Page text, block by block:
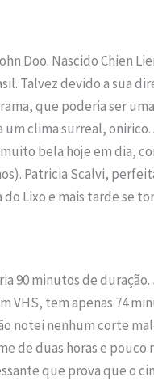
Doo. Nascido Chien
Talvez devido a sua
que poderia ser
um clima surreal,
bela hoje em dia,
Patricia Scalvi,
do Lixo e mais tarde se
90 minutos de duração.
VHS, tem apenas 74
notei nenhum corte
de duas horas e pouco
que prova que o